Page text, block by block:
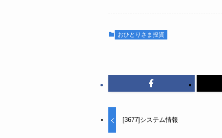
おひとりさま投資
[3677]システム情報